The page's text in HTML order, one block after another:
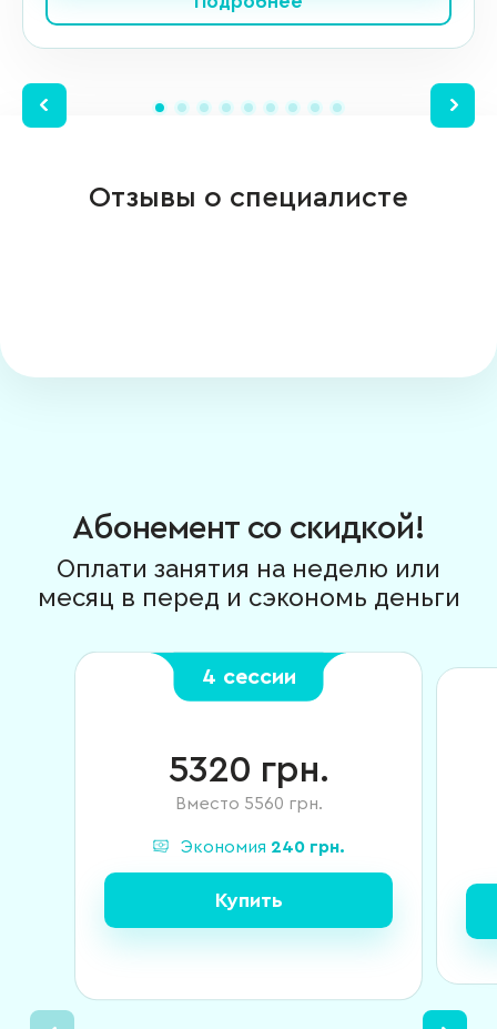
Отзывы о специалисте
Абонемент со скидкой!
Оплати занятия на неделю или
месяц в перед и сэкономь деньги
4 сессии
5320 грн.
Вместо 5560 грн.
Экономия 240 грн.
Купить